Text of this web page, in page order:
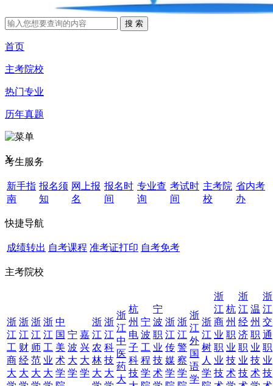
首页
主考院校
热门专业
历年真题
X
考生服务
新手指
南
报名须
知
网上报
名
报名时
间
专业查
询
考试时
间
主考院
校
省内考
办
快捷导航
成绩转出 自考课程 准考证打印 自考免考
主考院校
浙
江
工
商
大
浙
江
财
经
大
浙
江
师
范
大
浙
江
工
业
大
中
国
美
术
学
宁
波
大
学
嘉
兴
大
学
浙
江
农
林
大
浙
江
科
技
大
浙
江
中
医
药
大
杭
州
电
子
科
技
宁
波
工
程
学
宁
波
职
业
技
术
浙
江
传
媒
学
浙
江
警
察
学
浙
江
外
国
语
学
浙
江
树
人
学
浙
江
商
业
职
业
技
杭
州
职
业
技
术
浙
江
经
济
职
业
技
温
州
职
业
技
术
浙
江
交
通
职
业
技